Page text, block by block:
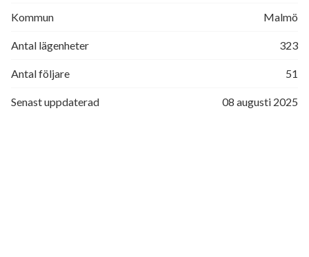
Kommun Malmö
Antal lägenheter 323
Antal följare 51
Senast uppdaterad 08 augusti 2025